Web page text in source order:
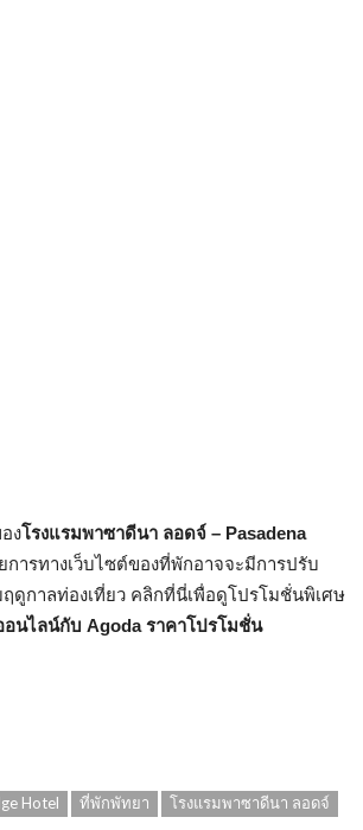
งโรงแรมพาซาดีนา ลอดจ์ – Pasadena
การทางเว็บไซต์ของที่พักอาจจะมีการปรับ
ดูกาลท่องเที่ยว คลิกที่นี่เพื่อดูโปรโมชั่นพิเศษ
นไลน์กับ Agoda ราคาโปรโมชั่น
Hotel ที่พักพัทยา โรงแรมพาซาดีนา ลอดจ์